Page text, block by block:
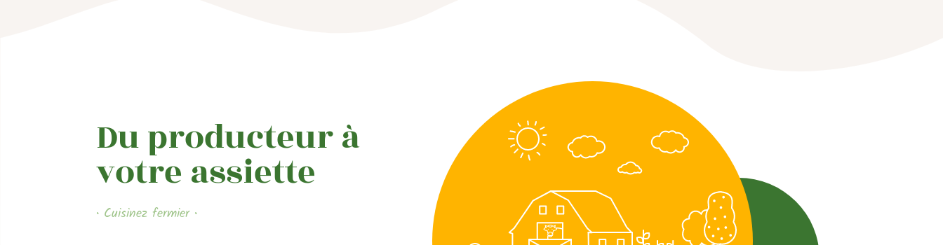
Du producteur à
votre assiette
• Cuisinez fermier •